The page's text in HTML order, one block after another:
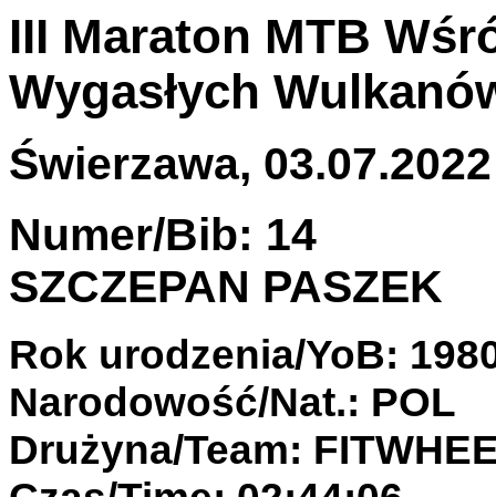
III Maraton MTB
Wygasłych
Świerzawa,
Numer/Bib: 14
SZCZEPAN PASZEK
Rok urodzenia/YoB:
Narodowość/Nat.: POL
Drużyna/Team: